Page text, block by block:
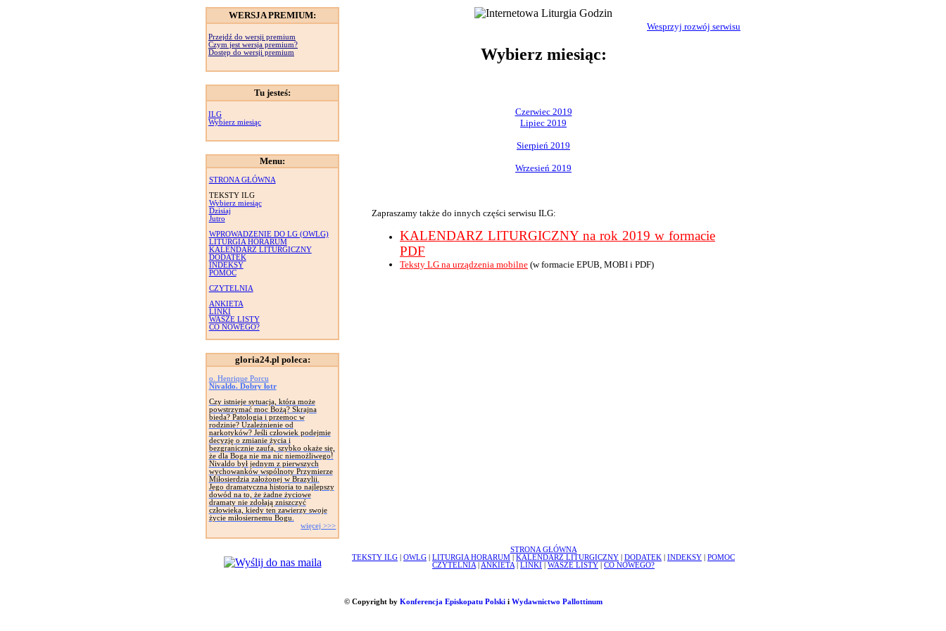
WERSJA PREMIUM:
Przejdź do wersji premium
Czym jest wersja premium?
Dostęp do wersji premium
Tu jesteś:
ILG
Wybierz miesiąc
Menu:
STRONA GŁÓWNA
TEKSTY ILG
Wybierz miesiąc
Dzisiaj
Jutro
WPROWADZENIE DO LG (OWLG)
LITURGIA HORARUM
KALENDARZ LITURGICZNY
DODATEK
INDEKSY
POMOC
CZYTELNIA
ANKIETA
LINKI
WASZE LISTY
CO NOWEGO?
gloria24.pl poleca:
o. Henrique Porcu
Nivaldo. Dobry łotr
Czy istnieje sytuacja, która może
powstrzymać moc Bożą? Skrajna
bieda? Patologia i przemoc w
rodzinie? Uzależnienie od
narkotyków? Jeśli człowiek podejmie
decyzję o zmianie życia i
bezgranicznie zaufa, szybko okaże się,
że dla Boga nie ma nic niemożliwego!
Nivaldo był jednym z pierwszych
wychowanków wspólnoty Przymierze
Miłosierdzia założonej w Brazylii.
Jego dramatyczna historia to najlepszy
dowód na to, że żadne życiowe
dramaty nie zdołają zniszczyć
człowieka, kiedy ten zawierzy swoje
życie miłosiernemu Bogu.
więcej >>>
Wesprzyj rozwój serwisu
Wybierz miesiąc:
Czerwiec 2019
Lipiec 2019
Sierpień 2019
Wrzesień 2019
Zapraszamy także do innych części serwisu ILG:
KALENDARZ LITURGICZNY na rok 2019 w formacie
PDF
Teksty LG na urządzenia mobilne (w formacie EPUB, MOBI i PDF)
STRONA GŁÓWNA
TEKSTY ILG
OWLG LITURGIA HORARUM KALENDARZ LITURGICZNY DODATEK INDEKSY
POMOC
CZYTELNIA
ANKIETA LINKI WASZE LISTY CO NOWEGO?
© Copyright by Konferencja Episkopatu Polskii Wydawnictwo Pallottinum